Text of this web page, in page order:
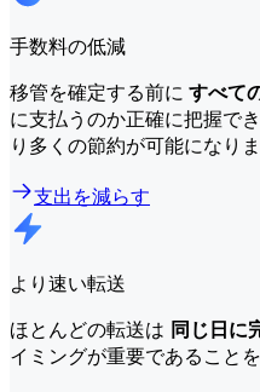
手数料の低減
移管を確定する前に すべて
に支払うのか正確に把握で
り多くの節約が可能になりま
支出を減らす
より速い転送
ほとんどの転送は 同じ日に
イミングが重要であること